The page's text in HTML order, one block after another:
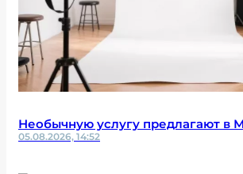
Необычную услугу предлагают в
05.08.2026, 14:52